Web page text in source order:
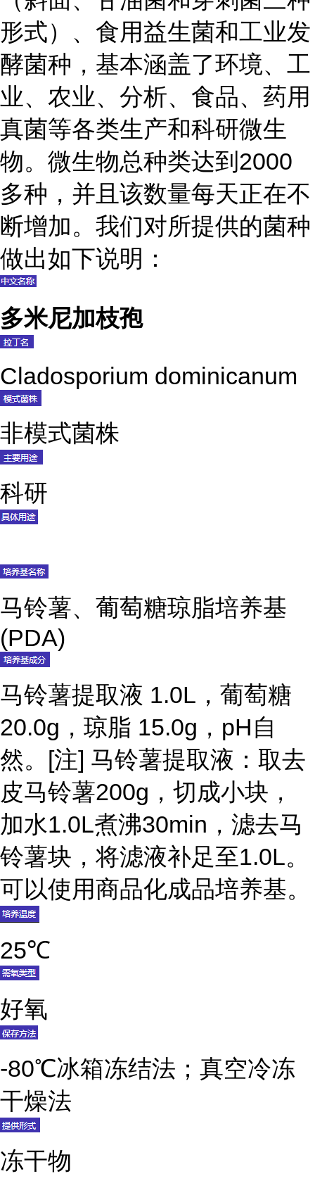
形式）、食用益生菌和工业发
酵菌种，基本涵盖了环境、工
业、农业、分析、食品、药用
真菌等各类生产和科研微生
物。微生物总种类达到2000
多种，并且该数量每天正在不
断增加。我们对所提供的菌种
做出如下说明：
多米尼加枝孢
Cladosporium dominicanum
非模式菌株
科研
马铃薯、葡萄糖琼脂培养基
(PDA)
马铃薯提取液 1.0L，葡萄糖
20.0g，琼脂 15.0g，pH自
然。[注] 马铃薯提取液：取去
皮马铃薯200g，切成小块，
加水1.0L煮沸30min，滤去马
铃薯块，将滤液补足至1.0L。
可以使用商品化成品培养基。
25℃
好氧
-80℃冰箱冻结法；真空冷冻
干燥法
冻干物